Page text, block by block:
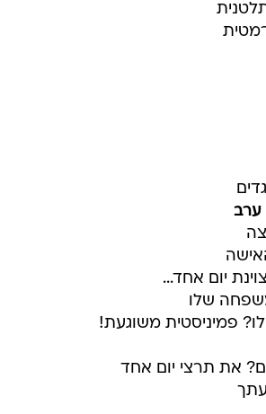
ערב
יום אחד...
שלו
פמיניסטית משוגעת!
את תרצי יום אחד